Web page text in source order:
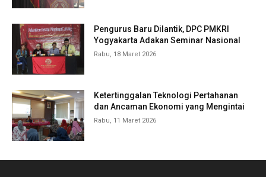
Pengurus Baru Dilantik, DPC PMKRI
Yogyakarta Adakan Seminar Nasional
Rabu, 18 Maret 2026
Ketertinggalan Teknologi Pertahanan
dan Ancaman Ekonomi yang Mengintai
Rabu, 11 Maret 2026